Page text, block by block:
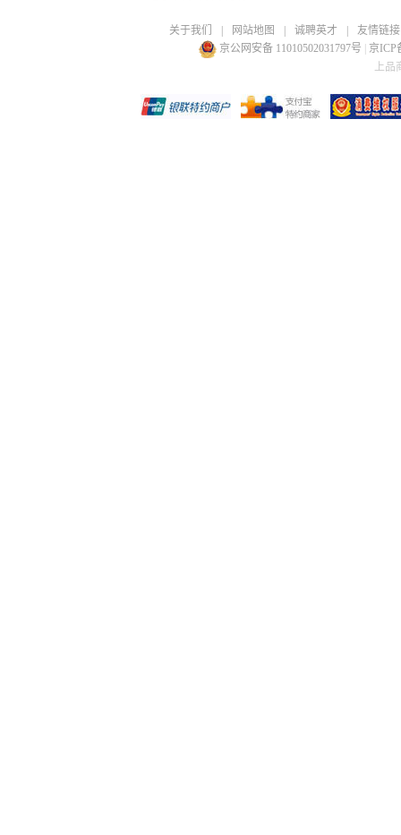
关于我们 | 网站地图 | 诚聘英才 |
友情链接
京公网安备 11010502031797号 | 京ICP
上